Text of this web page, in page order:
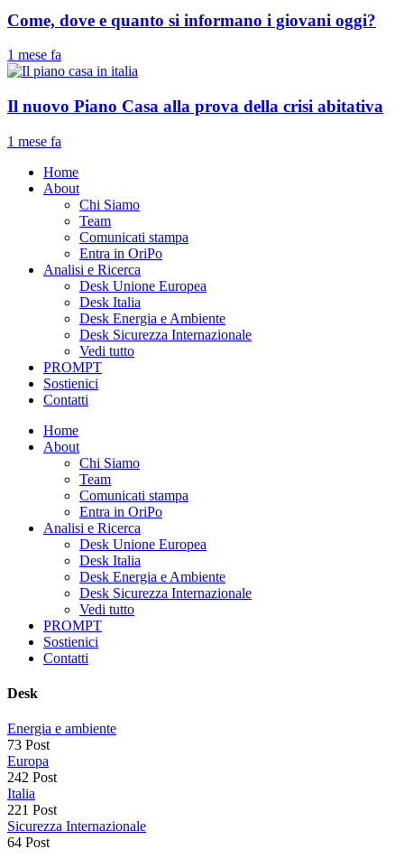
Come, dove e quanto si informano i giovani oggi?
1 mese fa
Il nuovo Piano Casa alla prova della crisi abitativa
1 mese fa
Home
About
Chi Siamo
Team
Comunicati stampa
Entra in OriPo
Analisi e Ricerca
Desk Unione Europea
Desk Italia
Desk Energia e Ambiente
Desk Sicurezza Internazionale
Vedi tutto
PROMPT
Sostienici
Contatti
Home
About
Chi Siamo
Team
Comunicati stampa
Entra in OriPo
Analisi e Ricerca
Desk Unione Europea
Desk Italia
Desk Energia e Ambiente
Desk Sicurezza Internazionale
Vedi tutto
PROMPT
Sostienici
Contatti
Desk
Energia e ambiente
73 Post
Europa
242 Post
Italia
221 Post
Sicurezza Internazionale
64 Post